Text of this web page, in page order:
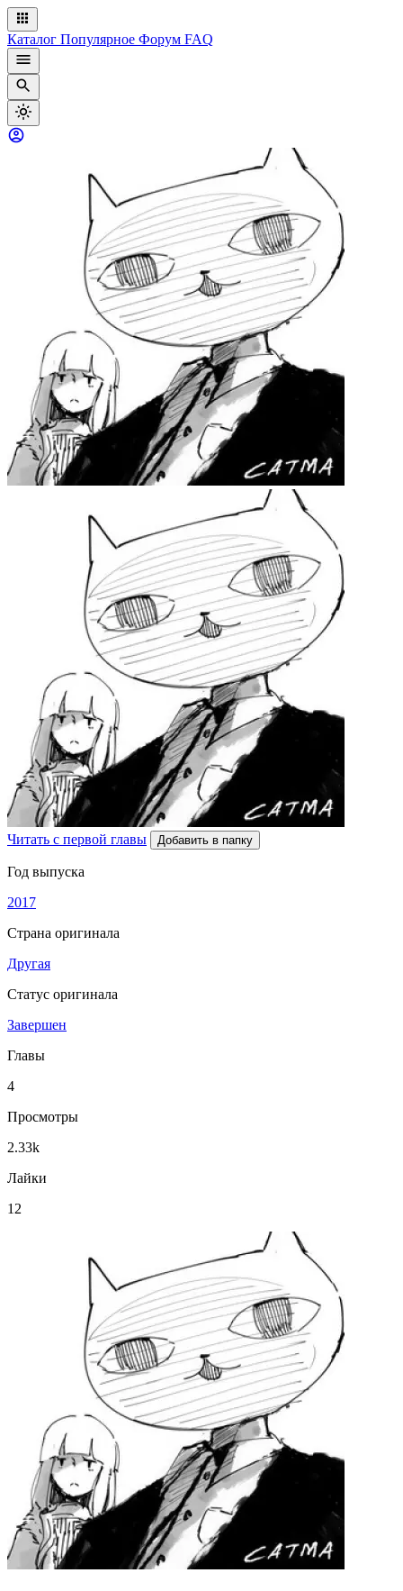
Каталог Популярное Форум FAQ
Читать с первой главы Добавить в папку
Год выпуска
2017
Страна оригинала
Другая
Статус оригинала
Завершен
Главы
4
Просмотры
2.33k
Лайки
12